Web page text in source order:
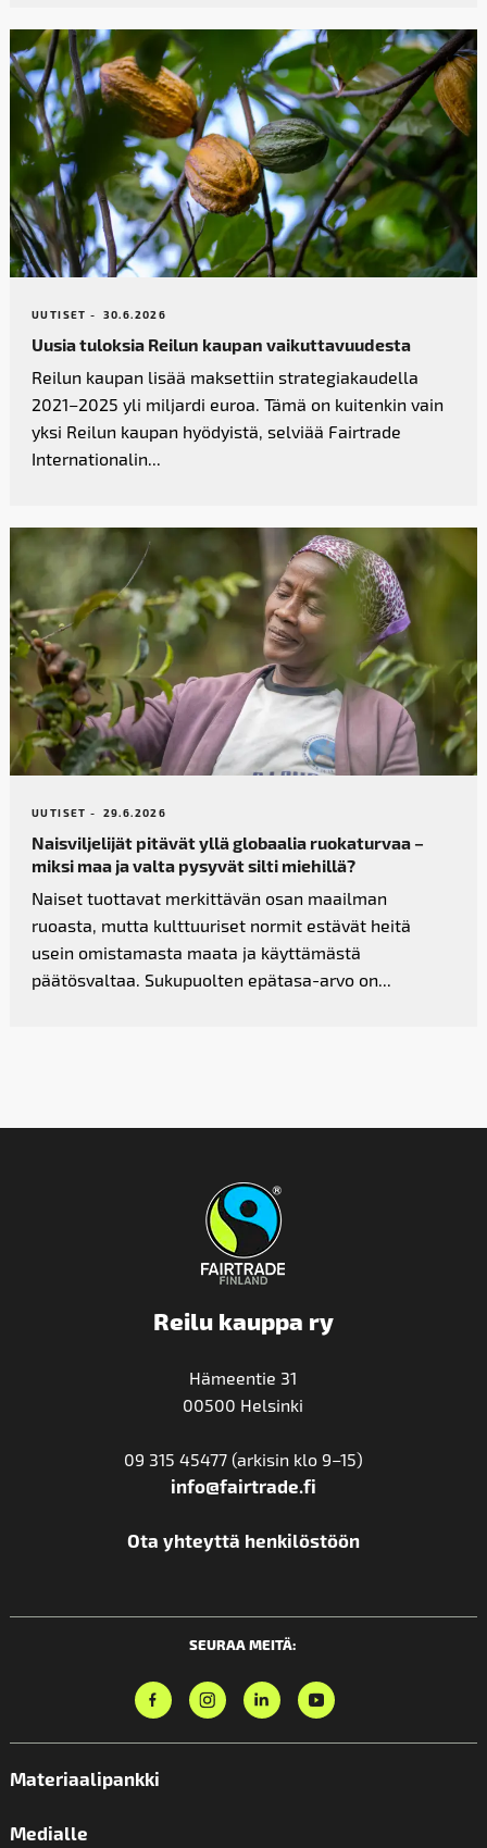
UUTISET - 30.6.2026
Uusia tuloksia Reilun kaupan vaikutta­vuudesta
Reilun kaupan lisää maksettiin strategiakaudella
2021–2025 yli miljardi euroa. Tämä on kuitenkin vain
yksi Reilun kaupan hyödyistä, selviää Fairtrade
Internationalin...
UUTISET - 29.6.2026
Naisviljelijät pitävät yllä globaalia ruokaturvaa –
miksi maa ja valta pysyvät silti miehillä?
Naiset tuottavat merkittävän osan maailman
ruoasta, mutta kulttuuriset normit estävät heitä
usein omistamasta maata ja käyttämästä
päätösvaltaa. Sukupuolten epätasa-arvo on...
Reilu kauppa ry
Hämeentie 31
00500 Helsinki
09 315 45477 (arkisin klo 9–15)
info@fairtrade.fi
Ota yhteyttä henkilöstöön
SEURAA MEITÄ:
Materiaalipankki
Medialle